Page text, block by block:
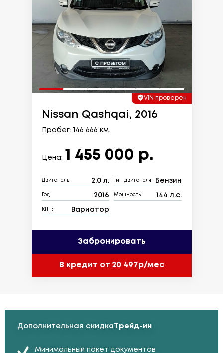
VIN проверен
Nissan Qashqai, 2016
Пробег: 146 666 км.
Цена: 1 455 000 р.
Двигатель: 2.0 л. Тип двигателя: Бензин
Год: 2016 Мощность: 144 л.с.
КПП: Вариатор
Забронировать
В кредит от 20 497р/мес
Дополнительная скидкаТрейд-ин
Минимальный пакет документов